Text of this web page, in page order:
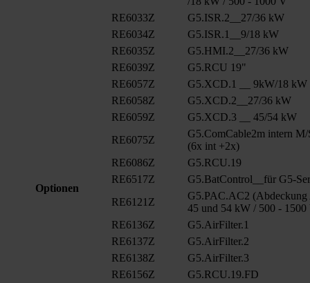
Optionen
RE6033Z
G5.ISR.2__27/36 kW
RE6034Z
G5.ISR.1__9/18 kW
RE6035Z
G5.HMI.2__27/36 kW
RE6039Z
G5.RCU 19"
RE6057Z
G5.XCD.1 __ 9kW/18 kW
RE6058Z
G5.XCD.2__27/36 kW
RE6059Z
G5.XCD.3 __ 45/54 kW
RE6075Z
G5.ComCable2m intern
(6x int +2x)
RE6086Z
G5.RCU.19
RE6517Z
G5.BatControl__für G5-
RE6121Z
G5.PAC.AC2 (Abdeckung
45 und 54 kW / 500 - 1500
RE6136Z
G5.AirFilter.1
RE6137Z
G5.AirFilter.2
RE6138Z
G5.AirFilter.3
RE6156Z
G5.RCU.19.FD